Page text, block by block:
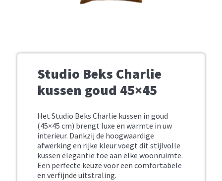
Studio Beks Charlie
kussen goud 45×45
Het Studio Beks Charlie kussen in goud
(45×45 cm) brengt luxe en warmte in uw
interieur. Dankzij de hoogwaardige
afwerking en rijke kleur voegt dit stijlvolle
kussen elegantie toe aan elke woonruimte.
Een perfecte keuze voor een comfortabele
en verfijnde uitstraling.